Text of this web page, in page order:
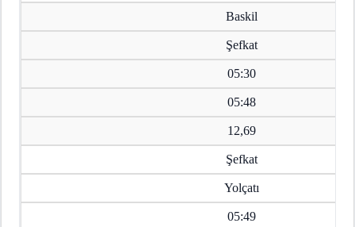
Baskil
Şefkat
05:30
05:48
12,69
Şefkat
Yolçatı
05:49